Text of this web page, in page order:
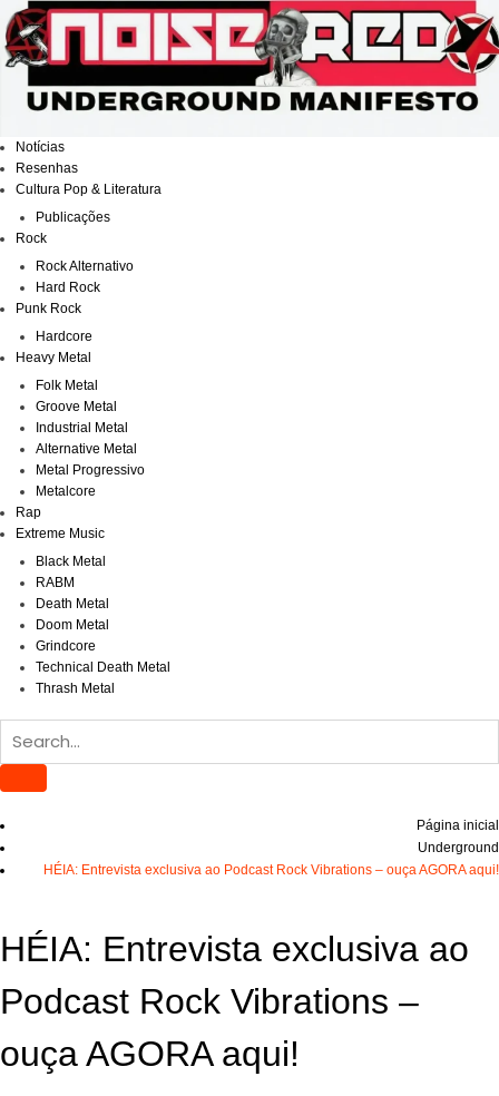
para
o
conteúdo
Notícias
Resenhas
Cultura Pop & Literatura
Publicações
Rock
Rock Alternativo
Hard Rock
Punk Rock
Hardcore
Heavy Metal
Folk Metal
Groove Metal
Industrial Metal
Alternative Metal
Metal Progressivo
Metalcore
Rap
Extreme Music
Black Metal
RABM
Death Metal
Doom Metal
Grindcore
Technical Death Metal
Thrash Metal
Página inicial
Underground
HÉIA: Entrevista exclusiva ao Podcast Rock Vibrations – ouça AGORA aqui!
HÉIA: Entrevista exclusiva ao
Podcast Rock Vibrations –
ouça AGORA aqui!